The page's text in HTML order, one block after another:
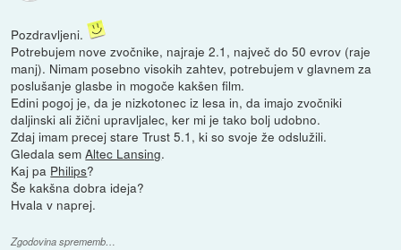
Pozdravljeni.
Potrebujem nove zvočnike, najraje 2.1, največ do 50 evrov (raje
manj). Nimam posebno visokih zahtev, potrebujem v glavnem za
poslušanje glasbe in mogoče kakšen film.
Edini pogoj je, da je nizkotonec iz lesa in, da imajo zvočniki
daljinski ali žični upravljalec, ker mi je tako bolj udobno.
Zdaj imam precej stare Trust 5.1, ki so svoje že odslužili.
Gledala semAltec Lansing.
Kaj pa Philips?
Še kakšna dobra ideja?
Hvala v naprej.
Zgodovina sprememb…